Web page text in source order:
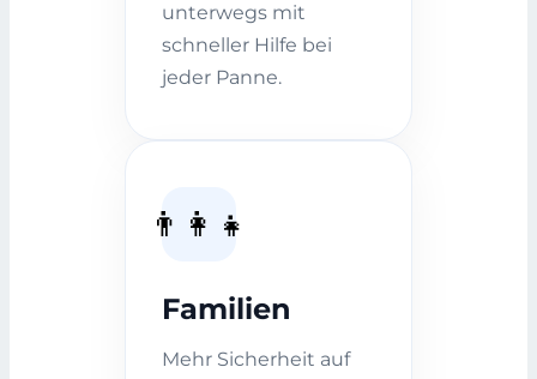
unterwegs mit
schneller Hilfe bei
jeder Panne.
👨‍👩‍👧
Familien
Mehr Sicherheit auf